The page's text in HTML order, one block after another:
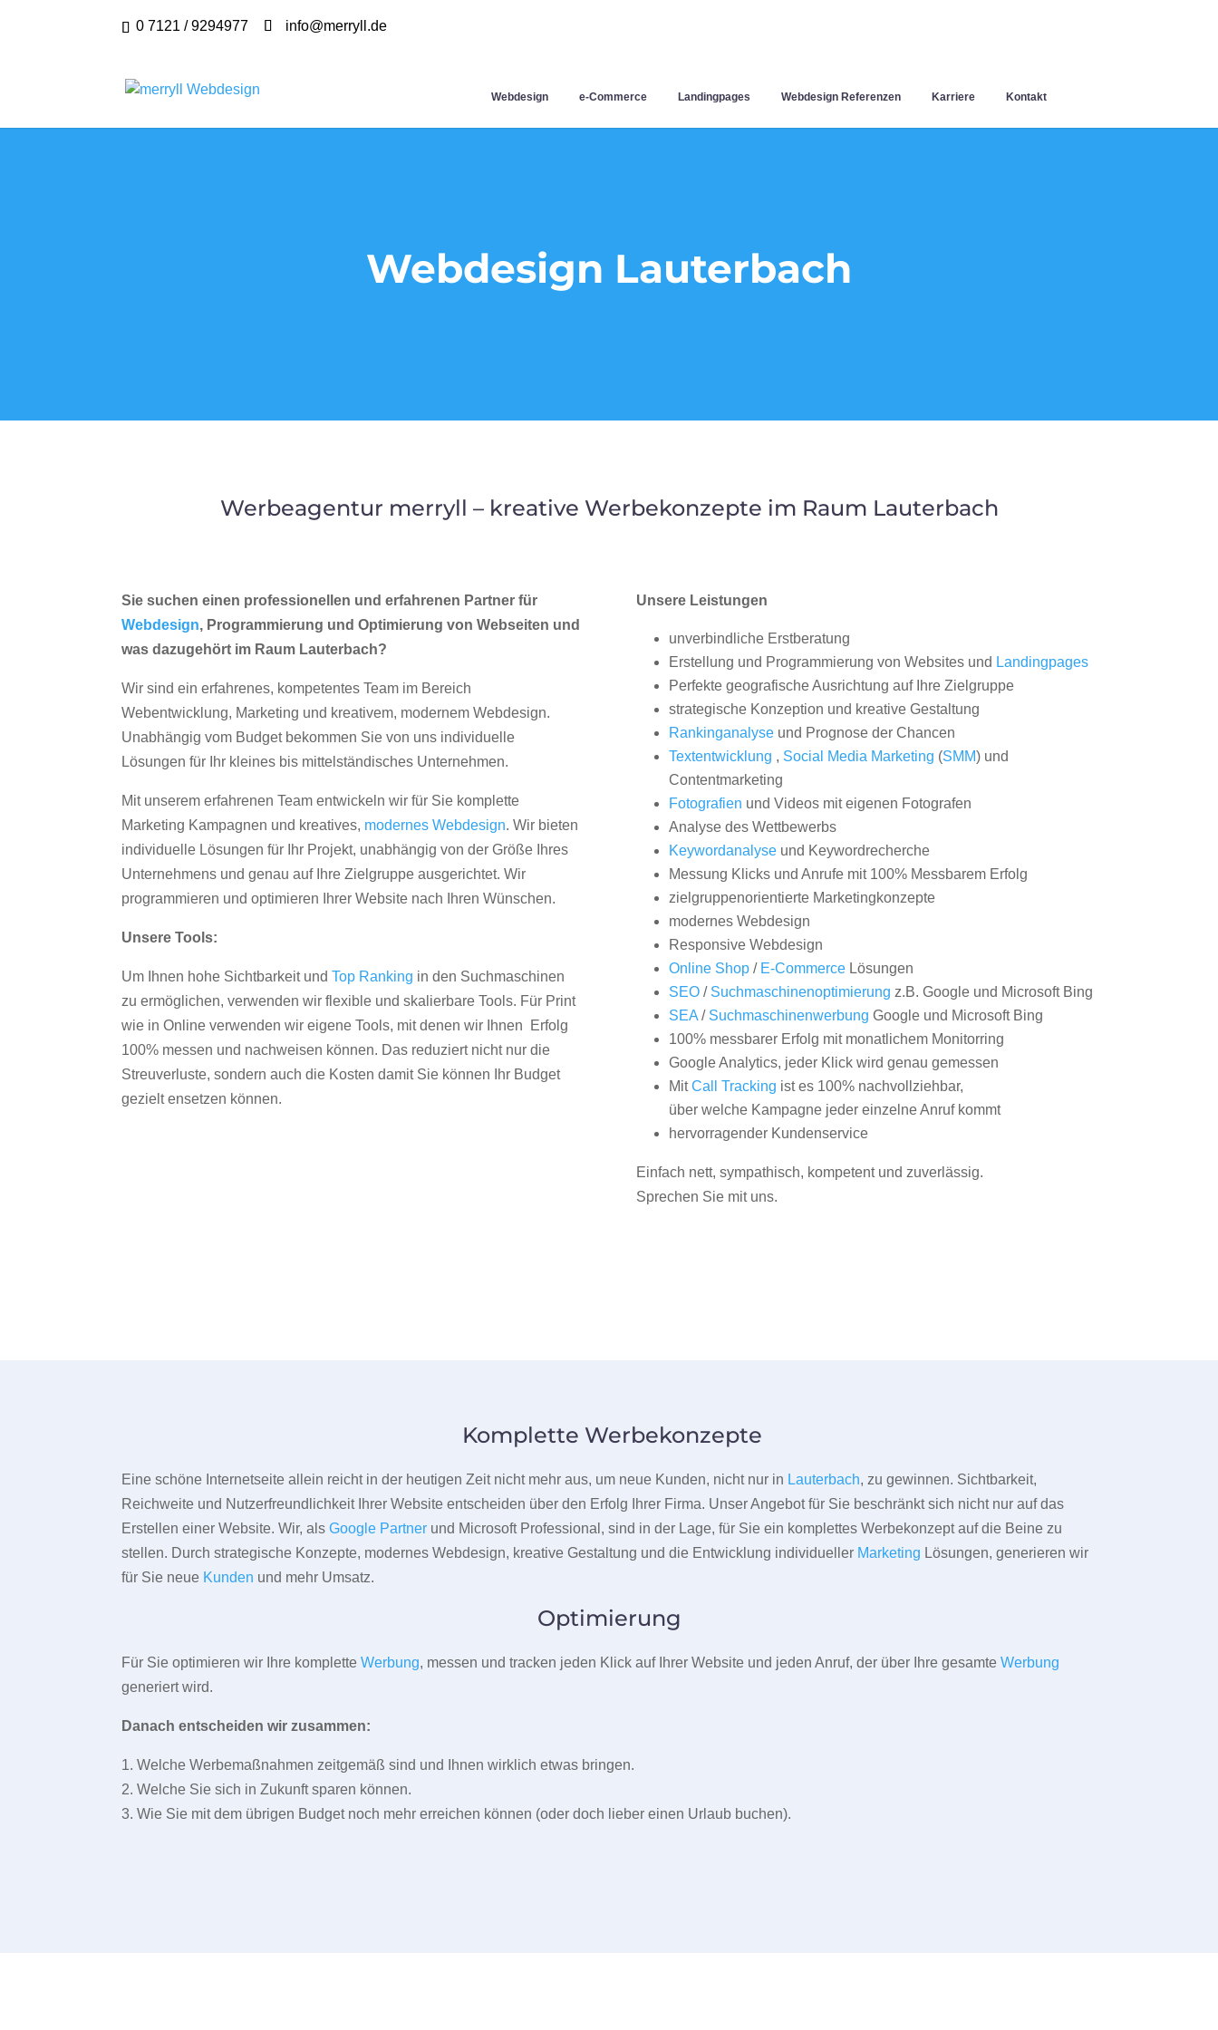
0 7121 / 9294977 info@merryll.de
Webdesign e-Commerce Landingpages Webdesign Referenzen Karriere Kontakt
Webdesign Lauterbach
Werbeagentur merryll – kreative Werbekonzepte im Raum Lauterbach
Sie suchen einen professionellen und erfahrenen Partner für
Webdesign, Programmierung und Optimierung von Webseiten und
was dazugehört im Raum Lauterbach?
Wir sind ein erfahrenes, kompetentes Team im Bereich
Webentwicklung, Marketing und kreativem, modernem Webdesign.
Unabhängig vom Budget bekommen Sie von uns individuelle
Lösungen für Ihr kleines bis mittelständisches Unternehmen.
Mit unserem erfahrenen Team entwickeln wir für Sie komplette
Marketing Kampagnen und kreatives, modernes Webdesign. Wir bieten
individuelle Lösungen für Ihr Projekt, unabhängig von der Größe Ihres
Unternehmens und genau auf Ihre Zielgruppe ausgerichtet. Wir
programmieren und optimieren Ihrer Website nach Ihren Wünschen.
Unsere Tools:
Um Ihnen hohe Sichtbarkeit undTop Ranking in den Suchmaschinen
zu ermöglichen, verwenden wir flexible und skalierbare Tools. Für Print
wie in Online verwenden wir eigene Tools, mit denen wir Ihnen Erfolg
100% messen und nachweisen können. Das reduziert nicht nur die
Streuverluste, sondern auch die Kosten damit Sie können Ihr Budget
gezielt ensetzen können.
Unsere Leistungen
unverbindliche Erstberatung
Erstellung und Programmierung von Websites und Landingpages
Perfekte geografische Ausrichtung auf Ihre Zielgruppe
strategische Konzeption und kreative Gestaltung
Rankinganalyseund Prognose der Chancen
Textentwicklung , Social Media Marketing (SMM) und
Contentmarketing
Fotografien und Videos mit eigenen Fotografen
Analyse des Wettbewerbs
Keywordanalyseund Keywordrecherche
Messung Klicks und Anrufe mit 100% Messbarem Erfolg
zielgruppenorientierte Marketingkonzepte
modernes Webdesign
Responsive Webdesign
Online Shop/ E-CommerceLösungen
SEO/ Suchmaschinenoptimierung z.B. Google und Microsoft Bing
SEA/ Suchmaschinenwerbung Google und Microsoft Bing
100% messbarer Erfolg mit monatlichem Monitorring
Google Analytics, jeder Klick wird genau gemessen
MitCall Tracking ist es 100% nachvollziehbar,
über welche Kampagne jeder einzelne Anruf kommt
hervorragender Kundenservice
Einfach nett, sympathisch, kompetent und zuverlässig.
Sprechen Sie mit uns.
Komplette Werbekonzepte
Eine schöne Internetseite allein reicht in der heutigen Zeit nicht mehr aus, um neue Kunden, nicht nur in Lauterbach, zu gewinnen. Sichtbarkeit,
Reichweite und Nutzerfreundlichkeit Ihrer Website entscheiden über den Erfolg Ihrer Firma. Unser Angebot für Sie beschränkt sich nicht nur auf das
Erstellen einer Website. Wir, alsGoogle Partner und Microsoft Professional, sind in der Lage, für Sie ein komplettes Werbekonzept auf die Beine zu
stellen. Durch strategische Konzepte, modernes Webdesign, kreative Gestaltung und die Entwicklung individueller Marketing Lösungen, generieren wir
für Sie neue Kunden und mehr Umsatz.
Optimierung
Für Sie optimieren wir Ihre kompletteWerbung, messen und tracken jeden Klick auf Ihrer Website und jeden Anruf, der über Ihre gesamteWerbung
generiert wird.
Danach entscheiden wir zusammen:
1. Welche Werbemaßnahmen zeitgemäß sind und Ihnen wirklich etwas bringen.
2. Welche Sie sich in Zukunft sparen können.
3. Wie Sie mit dem übrigen Budget noch mehr erreichen können (oder doch lieber einen Urlaub buchen).